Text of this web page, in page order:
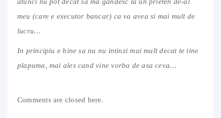
atunci nu pot decat sa ma gandesc la un prieten de-al
meu (care e executor bancar) ca va avea si mai mult de
lucru…
In principiu e bine sa nu nu intinzi mai mult decat te tine
plapuma, mai ales cand vine vorba de asa ceva…
Comments are closed here.